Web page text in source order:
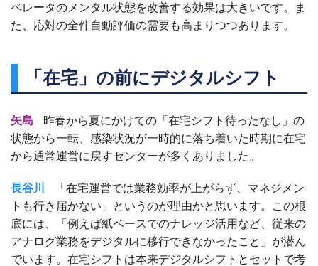
ペレータのメンタル状態を改善する効果は大きいです。ま
た、応対の全件自動評価の需要も高まりつつあります。
「在宅」の前にデジタルシフト
矢島
昨春から夏にかけての「在宅シフト待ったなし」の
状態から一転、感染状況が一時的に落ち着いた時期に在宅
から通常運営に戻すセンターが多くありました。
長谷川
「在宅運営では業務効率が上がらず、マネジメン
トも行き届かない」というのが理由かと思います。この根
底には、「例えば紙ベースでのナレッジ活用など、従来の
アナログ業務をデジタルに移行できなかったこと」が潜ん
でいます。在宅シフトは本来デジタルシフトとセットで考